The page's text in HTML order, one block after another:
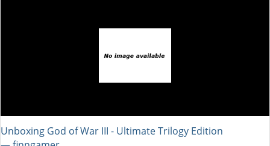
Unboxing God of War III - Ultimate Trilogy Edition